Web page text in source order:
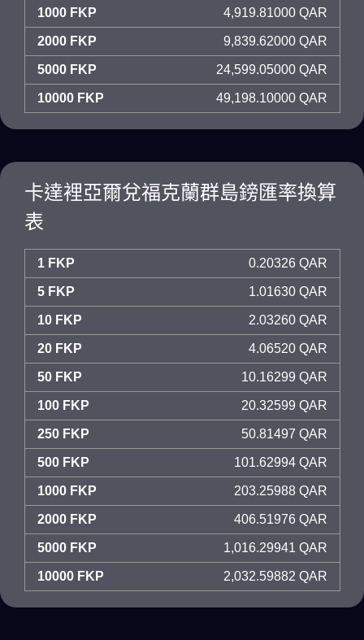
1000 FKP 4,919.81000 QAR
2000 FKP 9,839.62000 QAR
5000 FKP 24,599.05000 QAR
10000 FKP 49,198.10000 QAR
卡達裡亞爾兌福克蘭群島鎊匯率換算
表
1 FKP 0.20326 QAR
5 FKP 1.01630 QAR
10 FKP 2.03260 QAR
20 FKP 4.06520 QAR
50 FKP 10.16299 QAR
100 FKP 20.32599 QAR
250 FKP 50.81497 QAR
500 FKP 101.62994 QAR
1000 FKP 203.25988 QAR
2000 FKP 406.51976 QAR
5000 FKP 1,016.29941 QAR
10000 FKP 2,032.59882 QAR